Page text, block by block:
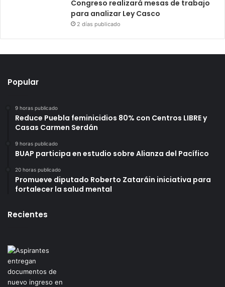
Congreso realizará mesas de trabajo
para analizar Ley Casco
2 días publicado
Popular
9 horas publicado
Reduce Puebla feminicidios 80% con Centros LIBRE y
Casas Carmen Serdán
9 horas publicado
BUAP participa en estudio sobre Alianza del Pacífico
20 horas publicado
Promueve diputado Roberto Zataráin iniciativa para
fortalecer la salud mental
Recientes